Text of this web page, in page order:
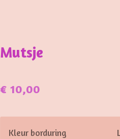
Mutsje
€ 10,00
Kleur borduring